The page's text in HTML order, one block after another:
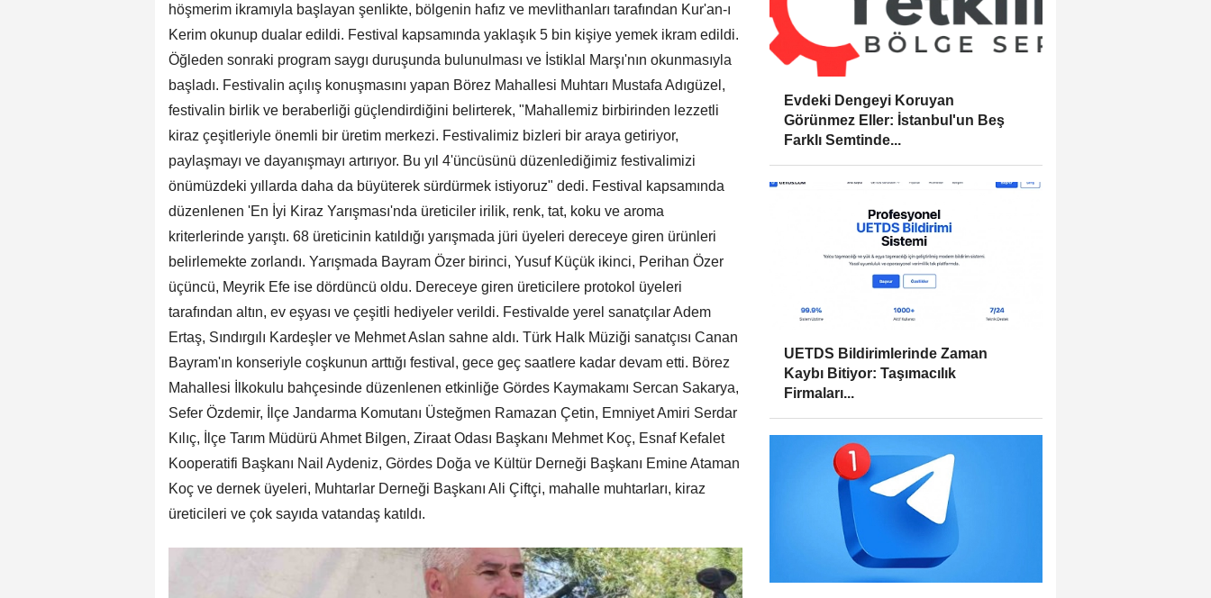
höşmerim ikramıyla başlayan şenlikte, bölgenin hafız ve mevlithanları tarafından Kur'an-ı
Kerim okunup dualar edildi. Festival kapsamında yaklaşık 5 bin kişiye yemek ikram edildi.
Öğleden sonraki program saygı duruşunda bulunulması ve İstiklal Marşı'nın okunmasıyla
başladı. Festivalin açılış konuşmasını yapan Börez Mahallesi Muhtarı Mustafa Adıgüzel,
festivalin birlik ve beraberliği güçlendirdiğini belirterek, "Mahallemiz birbirinden lezzetli
kiraz çeşitleriyle önemli bir üretim merkezi. Festivalimiz bizleri bir araya getiriyor,
paylaşmayı ve dayanışmayı artırıyor. Bu yıl 4'üncüsünü düzenlediğimiz festivalimizi
önümüzdeki yıllarda daha da büyüterek sürdürmek istiyoruz" dedi. Festival kapsamında
düzenlenen 'En İyi Kiraz Yarışması'nda üreticiler irilik, renk, tat, koku ve aroma
kriterlerinde yarıştı. 68 üreticinin katıldığı yarışmada jüri üyeleri dereceye giren ürünleri
belirlemekte zorlandı. Yarışmada Bayram Özer birinci, Yusuf Küçük ikinci, Perihan Özer
üçüncü, Meyrik Efe ise dördüncü oldu. Dereceye giren üreticilere protokol üyeleri
tarafından altın, ev eşyası ve çeşitli hediyeler verildi. Festivalde yerel sanatçılar Adem
Ertaş, Sındırgılı Kardeşler ve Mehmet Aslan sahne aldı. Türk Halk Müziği sanatçısı Canan
Bayram'ın konseriyle coşkunun arttığı festival, gece geç saatlere kadar devam etti. Börez
Mahallesi İlkokulu bahçesinde düzenlenen etkinliğe Gördes Kaymakamı Sercan Sakarya,
Sefer Özdemir, İlçe Jandarma Komutanı Üsteğmen Ramazan Çetin, Emniyet Amiri Serdar
Kılıç, İlçe Tarım Müdürü Ahmet Bilgen, Ziraat Odası Başkanı Mehmet Koç, Esnaf Kefalet
Kooperatifi Başkanı Nail Aydeniz, Gördes Doğa ve Kültür Derneği Başkanı Emine Ataman
Koç ve dernek üyeleri, Muhtarlar Derneği Başkanı Ali Çiftçi, mahalle muhtarları, kiraz
üreticileri ve çok sayıda vatandaş katıldı.
Evdeki Dengeyi Koruyan
Görünmez Eller: İstanbul'un Beş
Farklı Semtinde...
UETDS Bildirimlerinde Zaman
Kaybı Bitiyor: Taşımacılık
Firmaları...